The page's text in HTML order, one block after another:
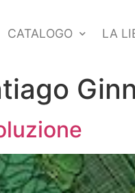
CATALOGO LA